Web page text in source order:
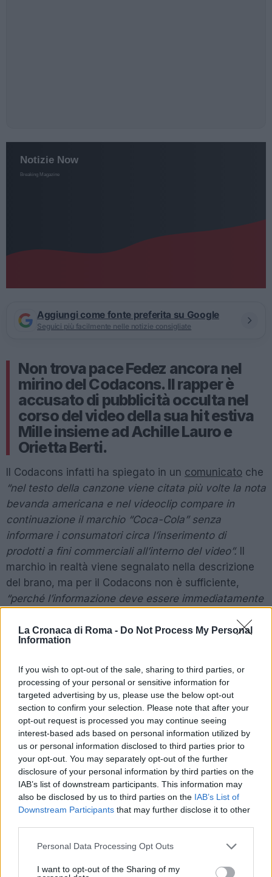
La Cronaca di Roma - Do Not Process My Personal
Information
If you wish to opt-out of the sale, sharing to third parties, or
processing of your personal or sensitive information for
targeted advertising by us, please use the below opt-out
section to confirm your selection. Please note that after your
opt-out request is processed you may continue seeing
interest-based ads based on personal information utilized by
us or personal information disclosed to third parties prior to
your opt-out. You may separately opt-out of the further
disclosure of your personal information by third parties on the
IAB’s list of downstream participants. This information may
also be disclosed by us to third parties on the IAB’s List of
Downstream Participants that may further disclose it to other
Please note that this website/app uses one or more Google
not limited to your visit or usage behaviour. You may click to
Personal Data Processing Opt Outs
I want to opt-out of the Sharing of my
Aggiungi come fonte preferita su Google
Seguici più facilmente nelle notizie consigliate
Non trova pace Fedez ancora nel
mirino del Codacons. Il rapper è
accusato di pubblicità occulta nel
corso del video della sua hit estiva
Mille insieme ad Achille Lauro e
Orietta Berti.
Il Codacons infatti ha spiegato in un comunicato che
“nel testo della canzone viene citata più volte la nota
bevanda americana e nel videoclip compare in
continuazione il marchio “Coca-Cola” senza
informare i consumatori circa l’inserimento di
prodotti a fini commerciali all’interno del video”. Il
marchio in realtà viene segnalato nella descrizione
del brano, ma per il Codacons non è sufficiente,
“perché l’informazione deve essere immediatamente
conclude il Codacons, è presente una “sanzione
pecuniaria da 10mila a 5 milioni di euro”.
successo durante la raccolta fondi per il San
Raffaele e dopo che il rapper aveva mostrato le
scarpe Nike durante ilConcerto del Primo Maggio.
MORTO PAOLO ARMANDO CONCORRENTE DI
MASTERCHEF
Precedente
Roma Mourinho:
“Non si vince un
vincente”
Successiva
Tuscolano,
rimosso enorme
FOTO